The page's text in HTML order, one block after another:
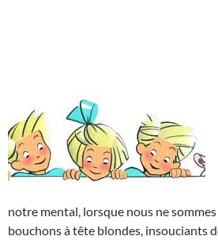
notre mental, lorsque nous ne
bouchons à tête blondes, insouciants